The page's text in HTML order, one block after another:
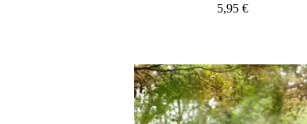
5,95€